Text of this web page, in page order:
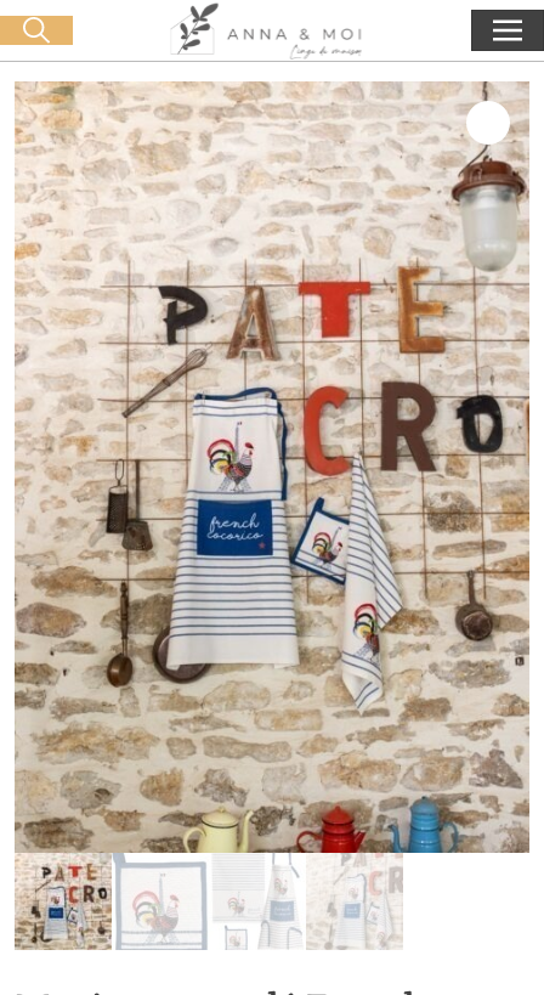
Livraison offerte dès 60€ d'achat 0,00€
Lancer la recherche